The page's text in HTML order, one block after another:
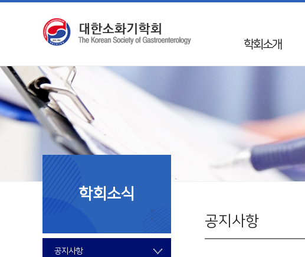
학회소개
Mission & Vision
학회연혁
50년사
임원진
국제교류
회칙
공지사항
학회소식
공지사항